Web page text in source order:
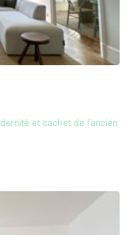
et cachet de l'ancien